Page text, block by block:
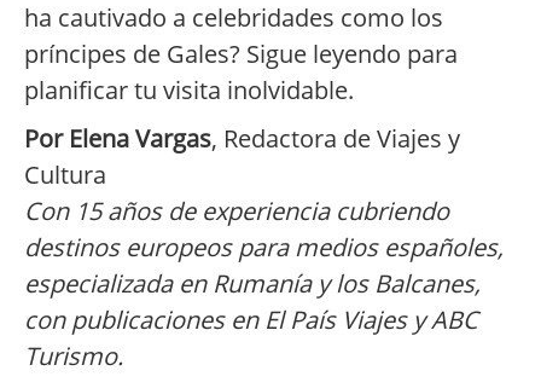
ha cautivado a celebridades como los
príncipes de Gales? Sigue leyendo para
planificar tu visita inolvidable.
Por Elena Vargas, Redactora de Viajes y
Cultura
Con 15 años de experiencia cubriendo
destinos europeos para medios españoles,
especializada en Rumanía y los Balcanes,
con publicaciones en El País Viajes y ABC
Turismo.